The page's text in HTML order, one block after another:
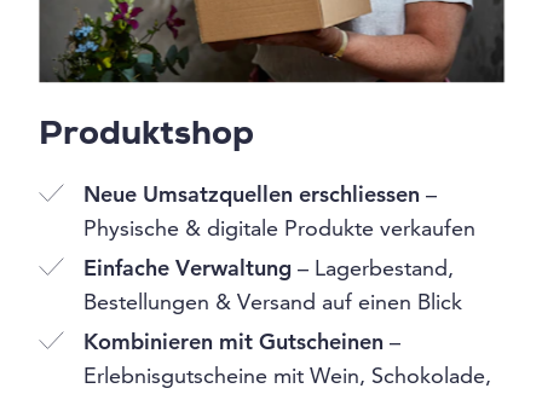
Produktshop
Neue Umsatzquellen erschliessen –
Physische & digitale Produkte verkaufen
Einfache Verwaltung – Lagerbestand,
Bestellungen & Versand auf einen Blick
Kombinieren mit Gutscheinen –
Erlebnisgutscheine mit Wein, Schokolade,